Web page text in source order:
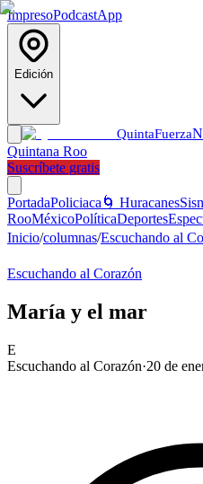
ImpresoPodcastApp
Edición
QuintaFuerza
Quintana Roo
Suscríbete gratis
PortadaPoliciaca 🌀 Huracanes
RooMéxicoPolíticaDeportes
Inicio/columnas/Escuchando al
Escuchando al Corazón
María y el mar
E
Escuchando al Corazón·20 de